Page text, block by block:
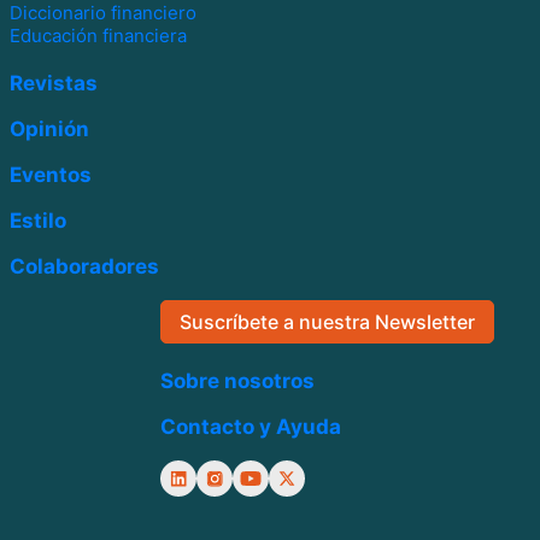
Diccionario financiero
Educación financiera
Revistas
Opinión
Eventos
Estilo
Colaboradores
Suscríbete a nuestra Newsletter
Sobre nosotros
Contacto y Ayuda